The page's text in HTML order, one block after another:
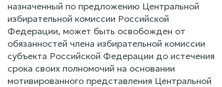
назначенный по предложению Центральной
избирательной комиссии Российской
Федерации, может быть освобожден от
обязанностей члена избирательной комиссии
субъекта Российской Федерации до истечения
срока своих полномочий на основании
мотивированного представления Центральной